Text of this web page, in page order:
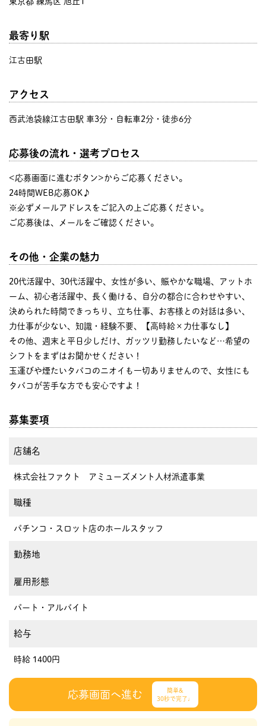
最寄り駅
江古田駅
アクセス
西武池袋線江古田駅 車3分・自転車2分・徒歩6分
応募後の流れ・選考プロセス
<応募画面に進むボタン>からご応募ください。
24時間WEB応募OK♪
※必ずメールアドレスをご記入の上ご応募ください。
ご応募後は、メールをご確認ください。
その他・企業の魅力
20代活躍中、30代活躍中、女性が多い、賑やかな職場、アットホ
ーム、初心者活躍中、長く働ける、自分の都合に合わせやすい、
決められた時間できっちり、立ち仕事、お客様との対話は多い、
力仕事が少ない、知識・経験不要、【高時給×力仕事なし】
その他、週末と平日少しだけ、ガッツリ勤務したいなど…希望の
シフトをまずはお聞かせください！
玉運びや煙たいタバコのニオイも一切ありませんので、女性にも
タバコが苦手な方でも安心ですよ！
募集要項
店舗名
株式会社ファクト アミューズメント人材派遣事業
職種
パチンコ・スロット店のホールスタッフ
勤務地
雇用形態
パート・アルバイト
給与
時給 1400円
応募画面へ進む
簡単&
30秒で完了♩